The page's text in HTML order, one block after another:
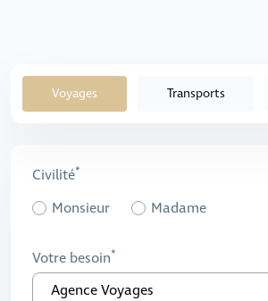
Voyages Transports
Civilité
Monsieur
Madame
Votre besoin